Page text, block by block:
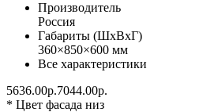
Производитель
Россия
Габариты (ШхВхГ)
360×850×600 мм
Все характеристики
5636.00р.7044.00р.
* Цвет фасада низ